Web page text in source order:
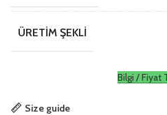
ÜRETIM ŞEKLI
Bilgi / Fiyat
Size guide